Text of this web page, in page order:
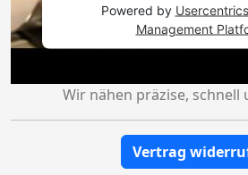
Powered by
Management
Wir nähen präzise, schnell
Vertrag